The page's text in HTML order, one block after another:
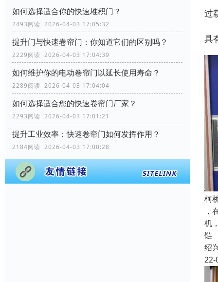
如何选择适合你的快速堆积门？
2493阅读 2026-04-03 17:05:32
提升门与快速卷帘门：你知道它们的区别吗？
2229阅读 2026-04-03 17:04:39
如何维护你的电动卷帘门以延长使用寿命？
2289阅读 2026-04-03 17:04:04
如何选择适合您的快速卷帘门厂家？
2293阅读 2026-04-03 17:01:21
提升工业效率：快速卷帘门如何发挥作用？
2184阅读 2026-04-03 17:00:28
过
具
柯
，
机
链
绍
22-